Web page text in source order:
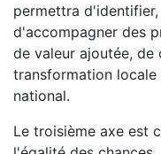
permettra
d'accompagner des
de valeur ajoutée,
transformation
national.
Le troisième axe est